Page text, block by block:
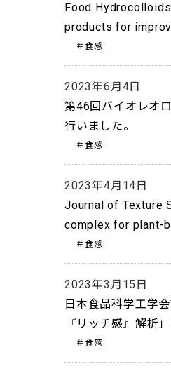
Food
products for
＃食感
2023年6月4日
第46回バイオレオ
行いました。
＃食感
2023年4月14日
Journal of Texture
complex for plant-
＃食感
2023年3月15日
日本食品科学工学
『リッチ感』解析
＃食感